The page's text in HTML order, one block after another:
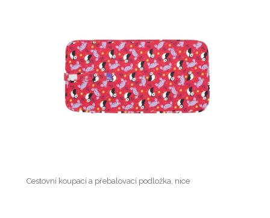
Cestovní koupací a přebalovací podložka, nice